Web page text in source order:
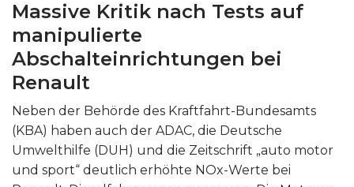
Massive Kritik nach Tests auf
manipulierte
Abschalteinrichtungen bei
Renault
Neben der Behörde des Kraftfahrt-Bundesamts
(KBA) haben auch der ADAC, die Deutsche
Umwelthilfe (DUH) und die Zeitschrift „auto motor
und sport“ deutlich erhöhte NOx-Werte bei